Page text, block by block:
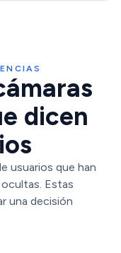
dicen
usuarios que han
Estas
una decisión